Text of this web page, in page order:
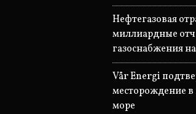
Нефтегазовая
миллиардные
газоснабжения
Vår Energi
месторождение
море